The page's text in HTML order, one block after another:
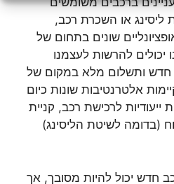
ליסינג או השכרת רכב,
שונים בתחום של
יכולים להרשות לעצמנו
חדש ותשלום מלא במקום של
אלטרנטיבות שונות כיום
לרכישת רכב, קניית
(בדומה לשיטת הליסינג)
חדש יכול להיות מסובך, אך